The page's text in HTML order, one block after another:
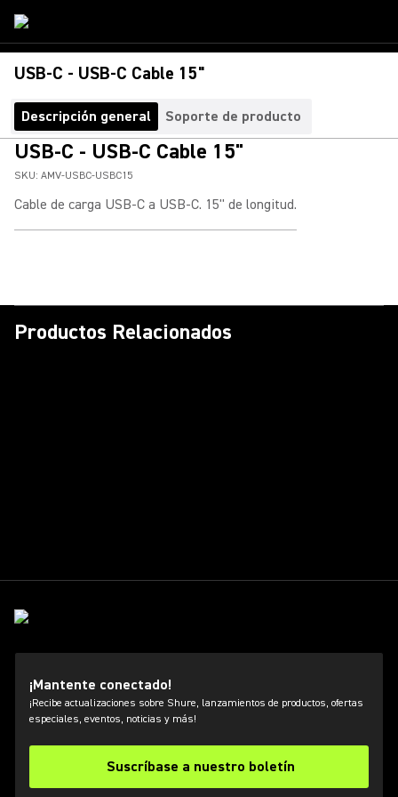
USB-C - USB-C Cable 15"
Descripción general Soporte de producto
USB-C - USB-C Cable 15"
SKU: AMV-USBC-USBC15
Cable de carga USB-C a USB-C. 15" de longitud.
Productos Relacionados
¡Mantente conectado!
¡Recibe actualizaciones sobre Shure, lanzamientos de productos, ofertas
especiales, eventos, noticias y más!
Suscríbase a nuestro boletín